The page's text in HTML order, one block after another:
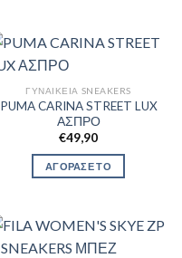
ΓΥΝΑΙΚΕΊΑ SNEAKERS
PUMA CARINA STREET LUX
ΑΣΠΡΟ
€49,90
ΑΓΟΡΑΣΕ ΤΟ